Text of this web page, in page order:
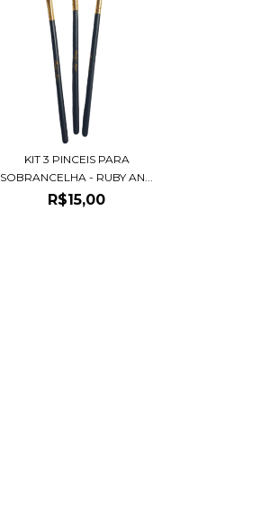
KIT 3 PINCEIS PARA
SOBRANCELHA - RUBY AN...
R$15,00